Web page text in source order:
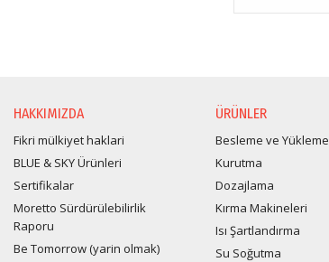
HAKKIMIZDA
Fikri mülkiyet haklari
BLUE & SKY Ürünleri
Sertifikalar
Moretto Sürdürülebilirlik
Raporu
Be Tomorrow (yarin olmak)
ÜRÜNLER
Besleme ve Yükleme
Kurutma
Dozajlama
Kırma Makineleri
Isı Şartlandırma
Su Soğutma